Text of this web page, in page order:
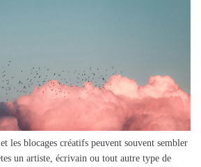
les blocages créatifs peuvent souvent sembler
un artiste, écrivain ou tout autre type de